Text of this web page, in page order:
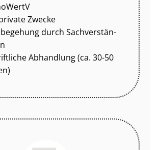
Zwecke
durch Sach­ver­stän­
Abhandlung (ca. 30-50